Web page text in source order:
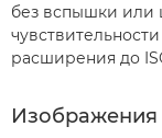
без вспышки или
расширения до